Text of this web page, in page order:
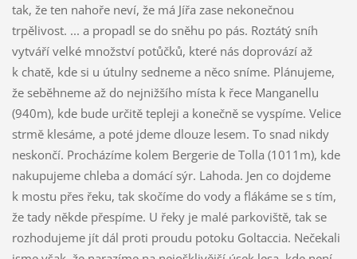
tak, že ten nahoře neví, že má Jířa zase nekonečnou
trpělivost. ... a propadl se do sněhu po pás. Roztátý sníh
vytváří velké množství potůčků, které nás doprovází až
k chatě, kde si u útulny sedneme a něco sníme. Plánujeme,
že seběhneme až do nejnižšího místa k řece Manganellu
(940m), kde bude určitě tepleji a konečně se vyspíme. Velice
strmě klesáme, a poté jdeme dlouze lesem. To snad nikdy
neskončí. Procházíme kolem Bergerie de Tolla (1011m), kde
nakupujeme chleba a domácí sýr. Lahoda. Jen co dojdeme
k mostu přes řeku, tak skočíme do vody a flákáme se s tím,
že tady někde přespíme. U řeky je malé parkoviště, tak se
rozhodujeme jít dál proti proudu potoku Goltaccia. Nečekali